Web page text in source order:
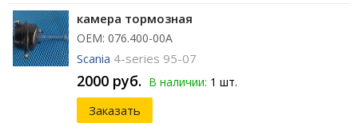
камера тормозная
ОЕМ: 076.400-00A
Scania 4-series 95-07
2000 руб. В наличии: 1 шт.
Заказать